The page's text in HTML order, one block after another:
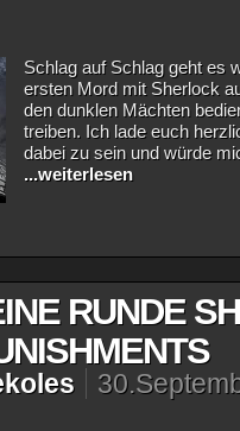
Schlag auf Schlag geht es
ersten Mord mit Sherlock
den dunklen Mächten
treiben. Ich lade euch
dabei zu sein und würde
...weiterlesen
RUNDE